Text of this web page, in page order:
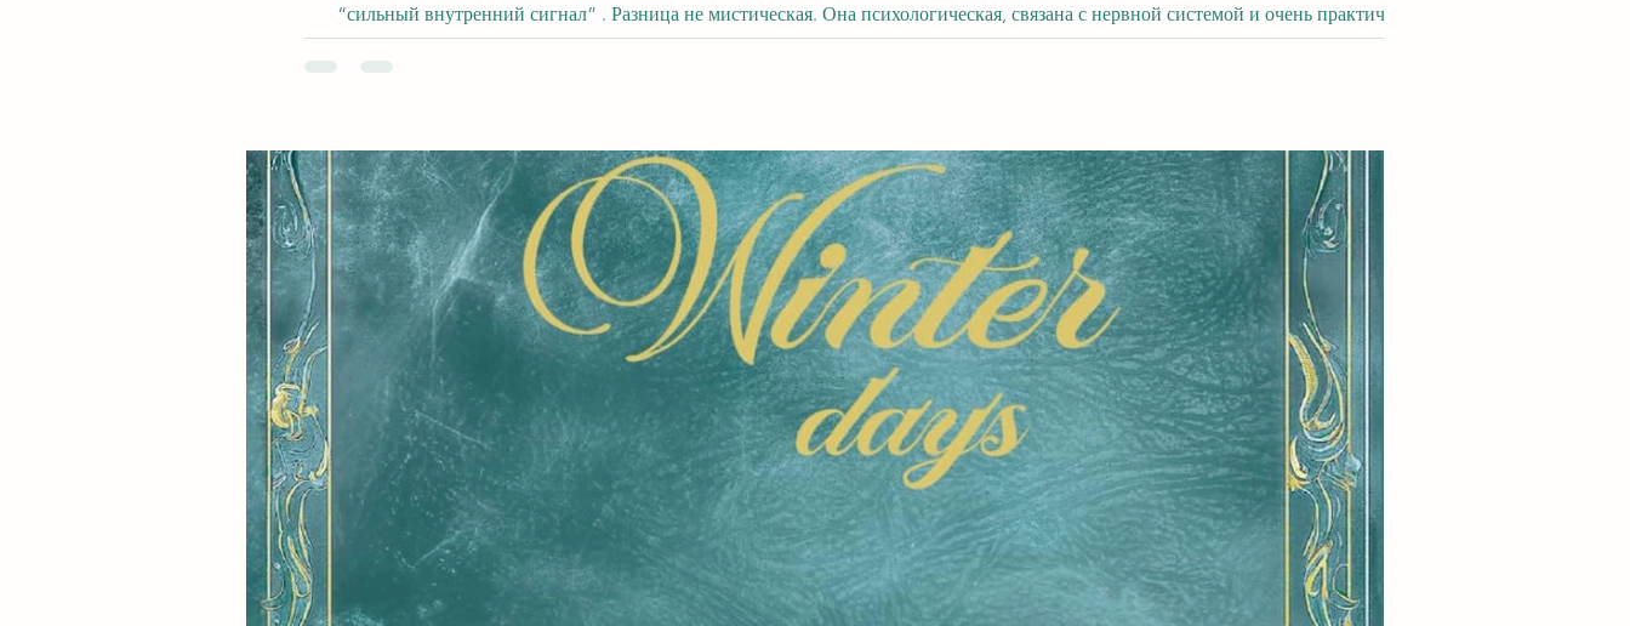
“сильный внутренний сигнал” . Разница не мистическая. Она психологическая, связана с нервной системой и очень практична.
Интуиция — это спокойная энергия. Страх — срочная энергия. Страх толкает в скорость. Он шепчет: “Решай сейча